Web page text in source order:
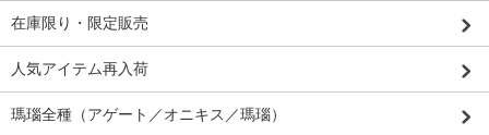
在庫限り・限定販売
人気アイテム再入荷
瑪瑙全種（アゲート／オニキス／瑪瑙）